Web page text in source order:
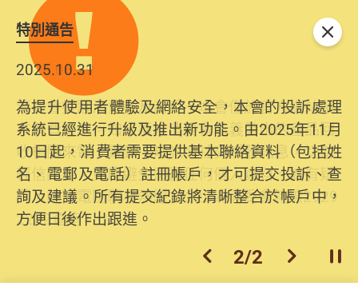
特別通告
2025.10.31
為提升使用者體驗及網絡安全，本會的投訴處理
系統已經進行升級及推出新功能。由2025年11月
10日起，消費者需要提供基本聯絡資料（包括姓
名、電郵及電話）註冊帳戶，才可提交投訴、查
詢及建議。所有提交紀錄將清晰整合於帳戶中，
方便日後作出跟進。
上一個
2/2 下一個開
關閉